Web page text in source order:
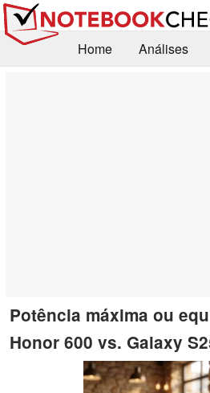
Home Análises
Potência máxima ou
Honor 600 vs. Galaxy